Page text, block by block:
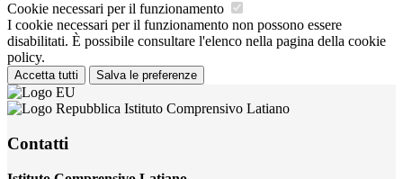
Cookie necessari per il funzionamento
I cookie necessari per il funzionamento non possono essere
disabilitati. È possibile consultare l'elenco nella pagina della cookie
policy.
Accetta tutti Salva le preferenze
Istituto Comprensivo Latiano
Contatti